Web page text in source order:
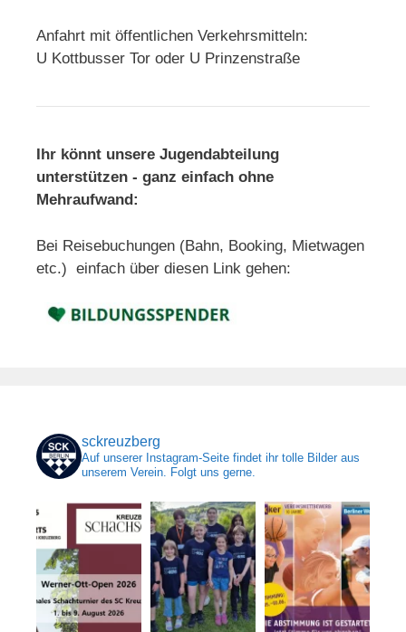
Anfahrt mit öffentlichen Verkehrsmitteln:
U Kottbusser Tor oder U Prinzenstraße
Ihr könnt unsere Jugendabteilung
unterstützen - ganz einfach ohne
Mehraufwand:
Bei Reisebuchungen (Bahn, Booking, Mietwagen
etc.) einfach über diesen Link gehen:
sckreuzberg
Auf unserer Instagram-Seite findet ihr tolle Bilder aus
unserem Verein. Folgt uns gerne.